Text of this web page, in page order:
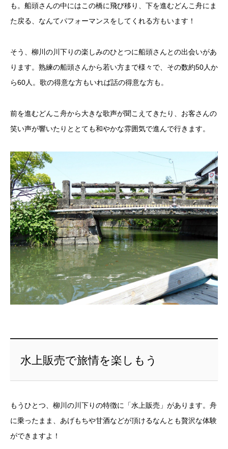
も。船頭さんの中にはこの橋に飛び移り、下を進むどんこ舟にま
た戻る、なんてパフォーマンスをしてくれる方もいます！
そう、柳川の川下りの楽しみのひとつに船頭さんとの出会いがあ
ります。熟練の船頭さんから若い方まで様々で、その数約50人か
ら60人。歌の得意な方もいれば話の得意な方も。
前を進むどんこ舟から大きな歌声が聞こえてきたり、お客さんの
笑い声が響いたりととても和やかな雰囲気で進んで行きます。
水上販売で旅情を楽しもう
もうひとつ、柳川の川下りの特徴に「水上販売」があります。舟
に乗ったまま、あげもちや甘酒などが頂けるなんとも贅沢な体験
ができますよ！